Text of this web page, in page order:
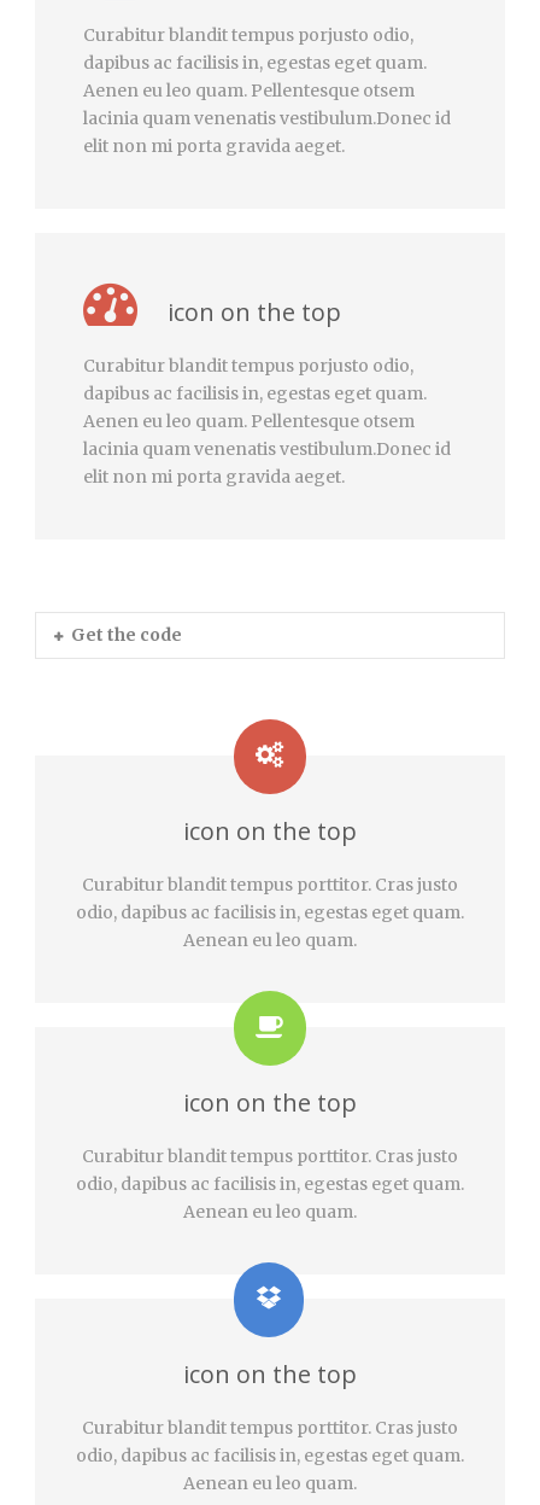
Curabitur blandit tempus porjusto odio,
dapibus ac facilisis in, egestas eget quam.
Aenen eu leo quam. Pellentesque otsem
lacinia quam venenatis vestibulum.Donec id
elit non mi porta gravida aeget.
icon on the top
Curabitur blandit tempus porjusto odio,
dapibus ac facilisis in, egestas eget quam.
Aenen eu leo quam. Pellentesque otsem
lacinia quam venenatis vestibulum.Donec id
elit non mi porta gravida aeget.
Get the code
icon on the top
Curabitur blandit tempus porttitor. Cras justo
odio, dapibus ac facilisis in, egestas eget quam.
Aenean eu leo quam.
icon on the top
Curabitur blandit tempus porttitor. Cras justo
odio, dapibus ac facilisis in, egestas eget quam.
Aenean eu leo quam.
icon on the top
Curabitur blandit tempus porttitor. Cras justo
odio, dapibus ac facilisis in, egestas eget quam.
Aenean eu leo quam.